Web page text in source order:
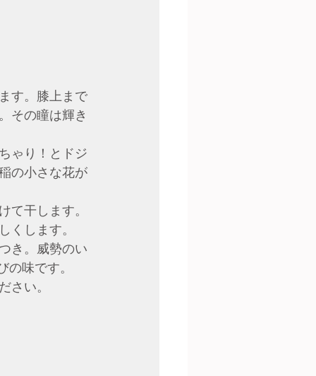
す。膝上まで
その瞳は輝き
ゃり！とドジ
の小さな花が
て干します。
くします。
き。威勢のい
味です。
さい。